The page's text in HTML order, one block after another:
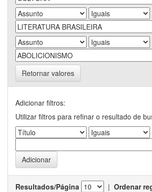
Retornar valores
Adicionar filtros:
Utilizar filtros para refinar o resultado de
Resultados/Página | Ordenar